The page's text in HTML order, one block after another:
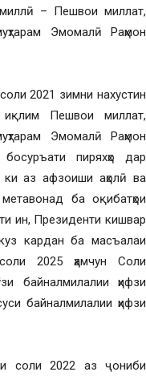
миллӣ – Пешвои миллат,
Эмомалӣ Раҳмон
2021 зимни нахустин
Пешвои миллат,
Эмомалӣ Раҳмон
пиряхҳо дар
аз афзоиши аҳолӣ ва
ба оқибатҳои
ин, Президенти кишвар
кардан ба масъалаи
2025 ҳамчун Соли
байналмилалии ҳифзи
байналмилалии ҳифзи
соли 2022 аз ҷониби